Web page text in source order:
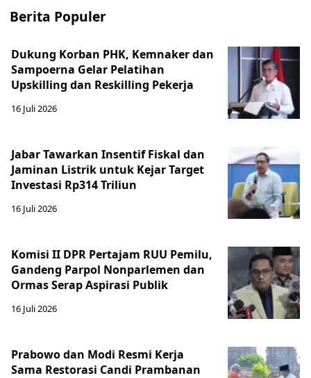
Berita Populer
Dukung Korban PHK, Kemnaker dan
Sampoerna Gelar Pelatihan
Upskilling dan Reskilling Pekerja
16 Juli 2026
Jabar Tawarkan Insentif Fiskal dan
Jaminan Listrik untuk Kejar Target
Investasi Rp314 Triliun
16 Juli 2026
Komisi II DPR Pertajam RUU Pemilu,
Gandeng Parpol Nonparlemen dan
Ormas Serap Aspirasi Publik
16 Juli 2026
Prabowo dan Modi Resmi Kerja
Sama Restorasi Candi Prambanan